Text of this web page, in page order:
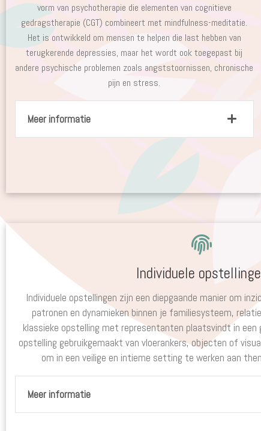
vorm van psychotherapie die elementen van cognitieve
gedragstherapie (CGT) combineert met mindfulness-meditatie.
Het is ontwikkeld om mensen te helpen die last hebben van
terugkerende depressies, maar het wordt ook toegepast bij
andere psychische problemen zoals angststoornissen, chronische
pijn en stress.
Meer informatie
Individuele
Individuele opstellingen zijn een diepgaande manier om
patronen en dynamieken binnen je familiesysteem,
klassieke opstelling met representanten plaatsvindt in een
opstelling gebruikgemaakt van vloerankers, objecten of
om in een veilige en intieme setting te werken aan
Meer informatie